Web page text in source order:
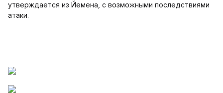
утверждается из Йемена, с возможными последствиями
атаки.